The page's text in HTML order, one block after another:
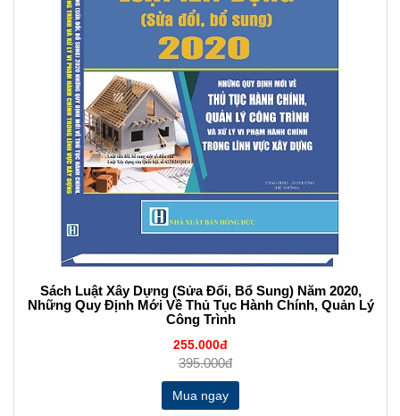
Sách Luật Xây Dựng (Sửa Đổi, Bổ Sung) Năm 2020,
Những Quy Định Mới Về Thủ Tục Hành Chính, Quản Lý
Công Trình
255.000đ
395.000đ